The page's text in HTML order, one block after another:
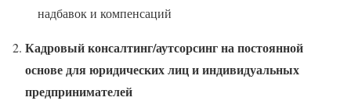
надбавок и компенсаций
Кадровый консалтинг/аутсорсинг на постоянной
основе для юридических лиц и индивидуальных
предпринимателей